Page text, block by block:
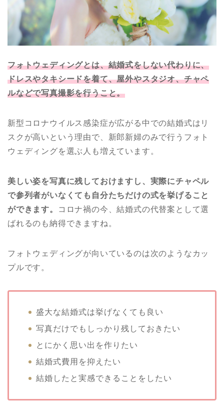
フォトウェディングとは、結婚式をしない代わりに、
ドレスやタキシードを着て、屋外やスタジオ、チャペ
ルなどで写真撮影を行うこと。
新型コロナウイルス感染症が広がる中での結婚式はリ
スクが高いという理由で、新郎新婦のみで行うフォト
ウェディングを選ぶ人も増えています。
美しい姿を写真に残しておけますし、実際にチャペル
で参列者がいなくても自分たちだけの式を挙げること
ができます。
コロナ禍の今、結婚式の代替案として選
ばれるのも納得できますね。
フォトウェディングが向いているのは次のようなカッ
プルです。
盛大な結婚式は挙げなくても良い
写真だけでもしっかり残しておきたい
とにかく思い出を作りたい
結婚式費用を抑えたい
結婚したと実感できることをしたい